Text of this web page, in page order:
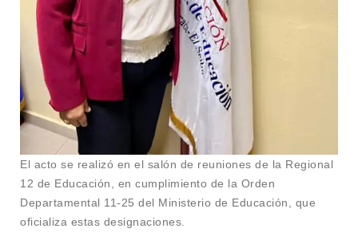
El acto se realizó en el salón de reuniones de la Regional
12 de Educación, en cumplimiento de la Orden
Departamental 11-25 del Ministerio de Educación, que
oficializa estas designaciones.